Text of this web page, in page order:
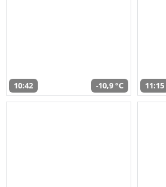
10:42 -10,9 °C 11:15